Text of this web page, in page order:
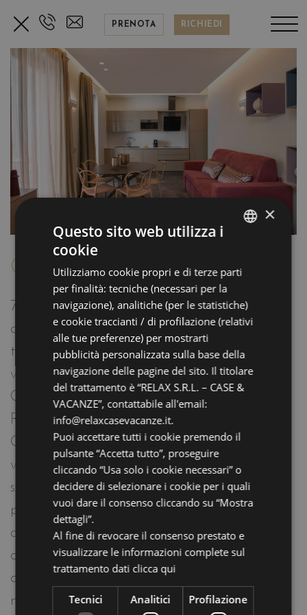
PRENOTA RICHIEDI
Q-LUXURY 1439
75mq di puro stile, una bellissima terrazza
che affaccia sul giardino della struttura,
tutta la comodità che meritate per la
vostra vacanza a Riccione: benvenuti nel
Q-Luxury 1439 del Residence Elegance
Riccione 4 Stelle.
Questo quadrilocale è un appartamento
vacanza con 3 camere da letto e 3 bagni,
si trova al secondo piano della struttura e
può ospitare fino a 8 persone. È composto
da un ampio soggiorno con divano letto
che si apre sulla terrazza arredata, angolo
cottura attrezzato, due camere con letto
matrimoniale, una camera con letto alla
ENGLISH
GERMAN
×
Questo sito web utilizza i
cookie
Utilizziamo cookie propri e di terze parti
per finalità: tecniche (necessari per la
navigazione), analitiche (per le statistiche)
e cookie traccianti / di profilazione (relativi
alle tue preferenze) per mostrarti
pubblicità personalizzata sulla base della
navigazione delle pagine del sito. Il titolare
del trattamento è “RELAX S.R.L. – CASE &
VACANZE”, contattabile all'email:
info@relaxcasevacanze.it.
Puoi accettare tutti i cookie premendo il
pulsante “Accetta tutto”, proseguire
cliccando “Usa solo i cookie necessari” o
decidere di selezionare i cookie per i quali
vuoi dare il consenso cliccando su “Mostra
dettagli”.
Al fine di revocare il consenso prestato e
visualizzare le informazioni complete sul
trattamento dati clicca qui
Tecnici Analitici Profilazione